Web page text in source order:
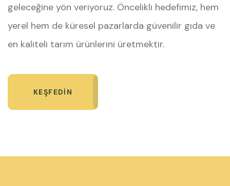
geleceğine yön veriyoruz. Öncelikli hedefimiz, hem
yerel hem de küresel pazarlarda güvenilir gıda ve
en kaliteli tarım ürünlerini üretmektir.
KEŞFEDIN